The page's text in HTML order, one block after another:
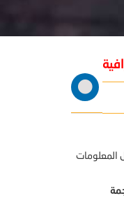
المعلومات